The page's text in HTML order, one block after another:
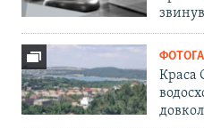
Краса